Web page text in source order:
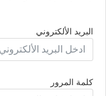
البريد الألكتروني
كلمة المرور